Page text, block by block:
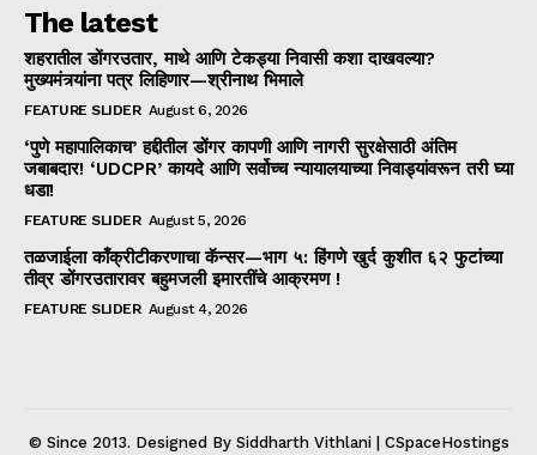
The latest
शहरातील डोंगरउतार, माथे आणि टेकड्या निवासी कशा दाखवल्या?
मुख्यमंत्र्यांना पत्र लिहिणार—श्रीनाथ भिमाले
FEATURE SLIDER August 6, 2026
‘पुणे महापालिकाच’ हद्दीतील डोंगर कापणी आणि नागरी सुरक्षेसाठी अंतिम
जबाबदार! ‘UDCPR’ कायदे आणि सर्वोच्च न्यायालयाच्या निवाड्यांवरून तरी घ्या
धडा!
FEATURE SLIDER August 5, 2026
तळजाईला काँक्रीटीकरणाचा कॅन्सर—भाग ५: हिंगणे खुर्द कुशीत ६२ फुटांच्या
तीव्र डोंगरउतारावर बहुमजली इमारतींचे आक्रमण !
FEATURE SLIDER August 4, 2026
© Since 2013. Designed By Siddharth Vithlani | CSpaceHostings